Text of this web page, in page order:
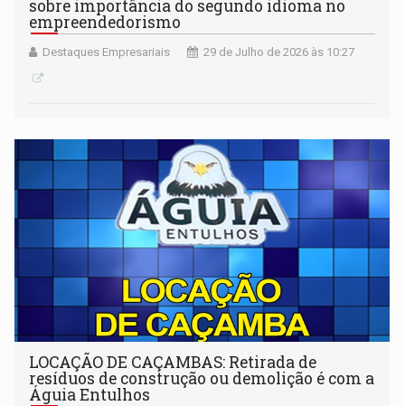
sobre importância do segundo idioma no
empreendedorismo
Destaques Empresariais 29 de Julho de 2026 às 10:27
LOCAÇÃO DE CAÇAMBAS: Retirada de
resíduos de construção ou demolição é com a
Águia Entulhos